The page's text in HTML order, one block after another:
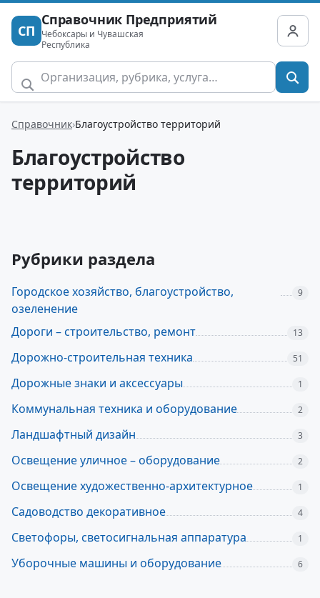
СП
Справочник Предприятий
Чебоксары и Чувашская
Республика
Справочник Благоустройство территорий
Благоустройство
территорий
Рубрики раздела
Городское хозяйство, благоустройство,
озеленение
9
Дороги – строительство, ремонт 13
Дорожно-строительная техника 51
Дорожные знаки и аксессуары 1
Коммунальная техника и оборудование 2
Ландшафтный дизайн 3
Освещение уличное – оборудование 2
Освещение художественно-архитектурное 1
Садоводство декоративное 4
Светофоры, светосигнальная аппаратура 1
Уборочные машины и оборудование 6